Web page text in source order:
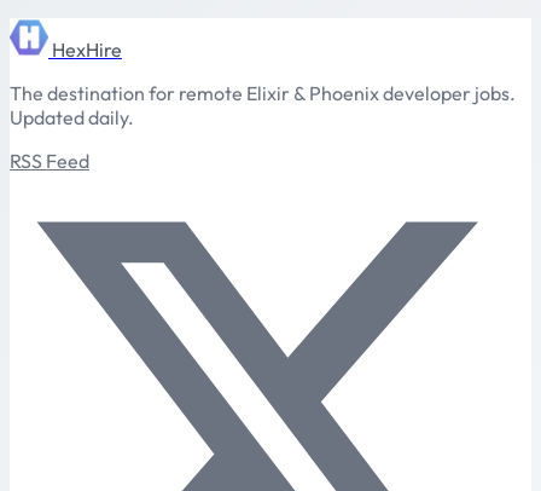
HexHire
The destination for remote Elixir & Phoenix developer jobs.
Updated daily.
RSS Feed